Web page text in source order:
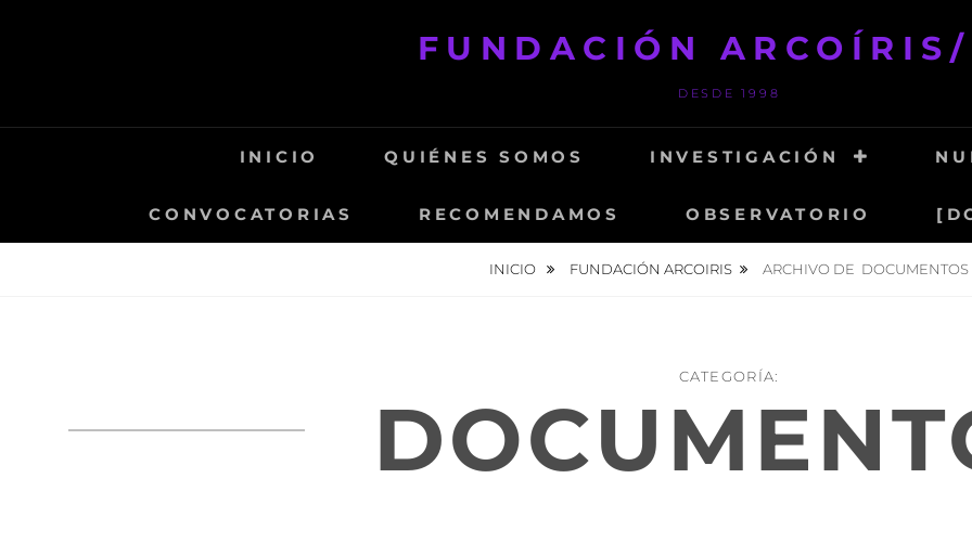
FUNDACIÓN ARCOÍRIS/
DESDE 1998
INICIO QUIÉNES SOMOS INVESTIGACIÓN
CONVOCATORIAS RECOMENDAMOS OBSERVATORIO
INICIO FUNDACIÓN ARCOIRIS ARCHIVO DE DOCUMENTOS
CATEGORÍA: